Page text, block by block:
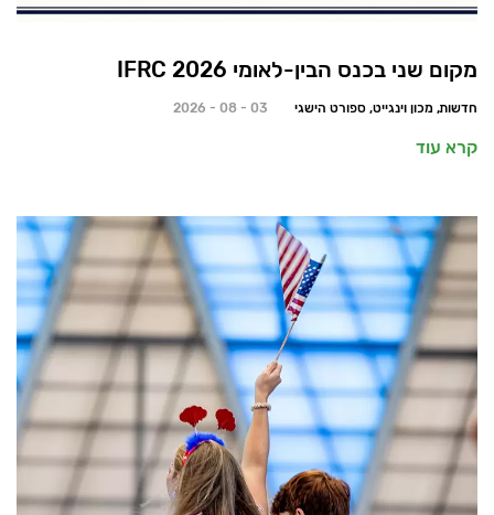
מקום שני בכנס הבין-לאומי 2026 IFRC
חדשות, מכון וינגייט, ספורט הישגי 03 - 08 - 2026
קרא עוד